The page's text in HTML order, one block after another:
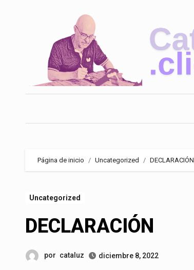
Página de inicio Uncategorized DECLARACIÓN
Uncategorized
DECLARACIÓN
por cataluz diciembre 8, 2022